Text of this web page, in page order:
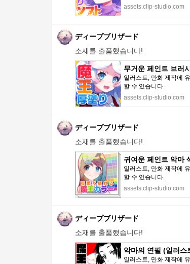
assets.clip-studio.com
ディープブリザード
소재를 출품했습니다!
무거운 페인트 브러
일러스트, 만화 제작에
할 수 있습니다.
assets.clip-studio.com
ディープブリザード
소재를 출품했습니다!
귀여운 페인트 악마
일러스트, 만화 제작에
할 수 있습니다.
assets.clip-studio.com
ディープブリザード
소재를 출품했습니다!
악마의 연필 (일러스
일러스트, 만화 제작에